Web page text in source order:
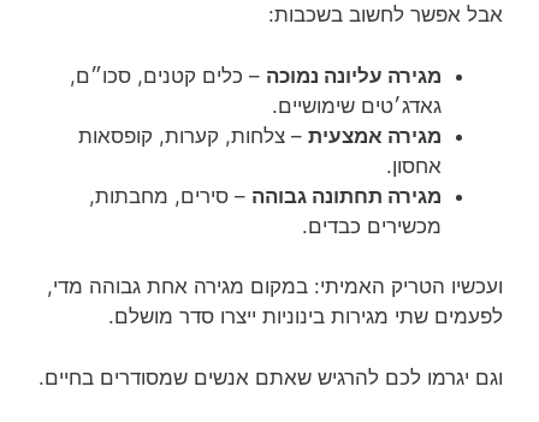
אבל אפשר לחשוב בשכבות:
מגירה עליונה נמוכה – כלים קטנים, סכו״ם,
גאדג׳טים שימושיים.
מגירה אמצעית – צלחות, קערות, קופסאות
אחסון.
מגירה תחתונה גבוהה – סירים, מחבתות,
מכשירים כבדים.
ועכשיו הטריק האמיתי: במקום מגירה אחת גבוהה מדי,
לפעמים שתי מגירות בינוניות ייצרו סדר מושלם.
וגם יגרמו לכם להרגיש שאתם אנשים שמסודרים בחיים.